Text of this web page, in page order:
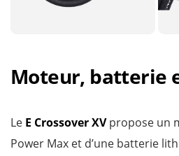
Moteur, batterie
Le E Crossover XVpropose un
Power Max et d’une batterie